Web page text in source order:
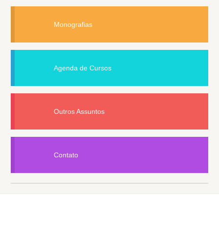
Monografias
Agenda de Cursos
Outros Assuntos
Contato